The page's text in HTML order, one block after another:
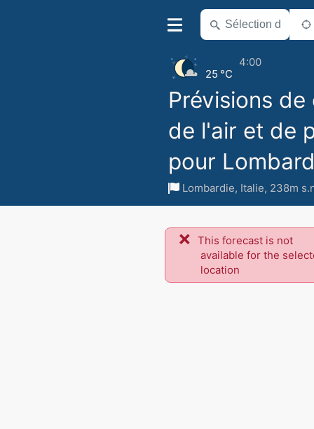
Prévisions de
de l'air et de
pour
Lombardie, Italie, 238m
25 °C
4:00
This forecast is not
available for the
location